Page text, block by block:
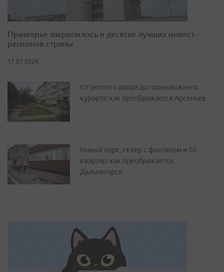
Приморье закрепилось в десятке лучших инвест-
регионов страны
17.07.2026
От уютного двора до горнолыжного
курорта: как преображается Арсеньев
Новый парк, сквер с фонтаном и 50
квартир: как преображается
Дальнегорск